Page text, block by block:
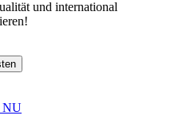
und international
NU